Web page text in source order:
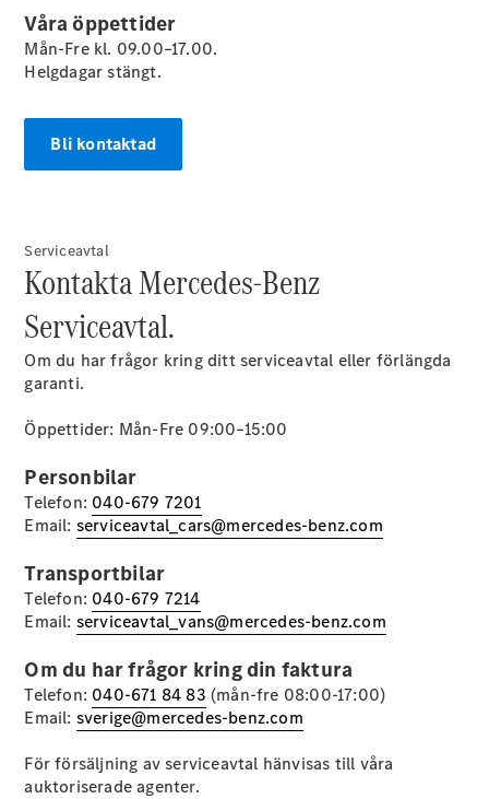
S-Klass
Lång
Mercedes-
Maybach S-
SUV
EQA
Elektrisk
SUV
EQS
SUV
Elektrisk
Maybach
EQS SUV
Elektrisk
GLA
GLA Ny Elektrisk
GLB Elektrisk
GLB
GLC
Elektrisk
GLC
GLC Coupé
Våra öppettider
Mån-Fre kl. 09.00–17.00.
Helgdagar stängt.
Bli kontaktad
Serviceavtal
Kontakta Mercedes-Benz
Serviceavtal.
Om du har frågor kring ditt serviceavtal eller förlängda
garanti.
Öppettider: Mån-Fre 09:00–15:00
Personbilar
Telefon: 040-679 7201
Email: serviceavtal_cars@mercedes-benz.com
Transportbilar
Telefon: 040-679 7214
Email: serviceavtal_vans@mercedes-benz.com
Om du har frågor kring din faktura
Telefon: 040-671 84 83 (mån-fre 08:00-17:00)
Email: sverige@mercedes-benz.com
För försäljning av serviceavtal hänvisas till våra
auktoriserade agenter.